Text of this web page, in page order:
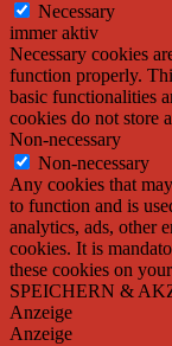
Necessary
immer aktiv
Necessary cookies
function properly.
basic functionalities
cookies do not store
Non-necessary
Non-necessary
Any cookies that
to function and is
analytics, ads, other
cookies. It is
these cookies on
SPEICHERN &
Anzeige
Anzeige